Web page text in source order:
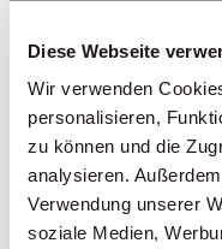
Diese Webseite
Wir verwenden
personalisieren,
zu können und die
analysieren.
Verwendung unserer
soziale Medien,
REGIONEN
BRANCHEN